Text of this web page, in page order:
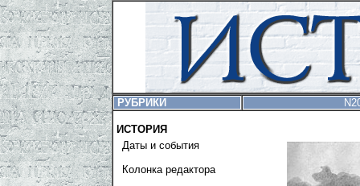
РУБРИКИ
ИСТОРИЯ
Даты и события
Колонка редактора